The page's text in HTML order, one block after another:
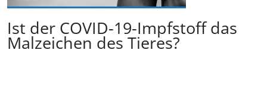
Ist der COVID-19-Impfstoff das
Malzeichen des Tieres?